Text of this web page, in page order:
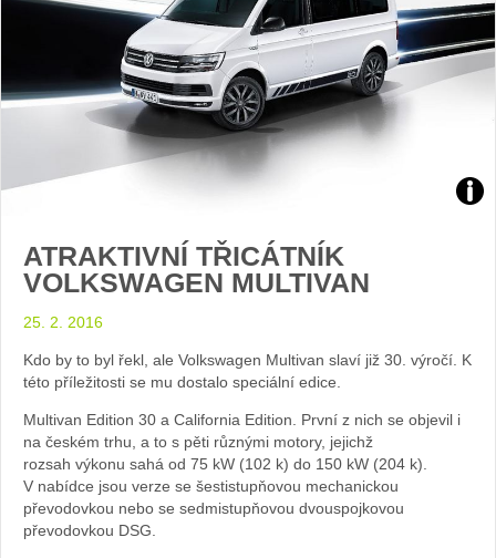
ATRAKTIVNÍ TŘICÁTNÍK
VOLKSWAGEN MULTIVAN
25. 2. 2016
Kdo by to byl řekl, ale Volkswagen Multivan slaví již 30. výročí. K
této příležitosti se mu dostalo speciální edice.
Multivan Edition 30 a California Edition. První z nich se objevil i
na českém trhu, a to s pěti různými motory, jejichž
rozsah výkonu sahá od 75 kW (102 k) do 150 kW (204 k).
V nabídce jsou verze se šestistupňovou mechanickou
převodovkou nebo se sedmistupňovou dvouspojkovou
převodovkou DSG.